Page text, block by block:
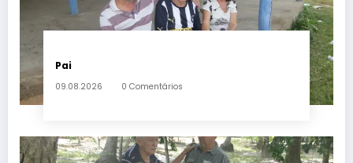
Pai
09.08.2026 0 Comentários